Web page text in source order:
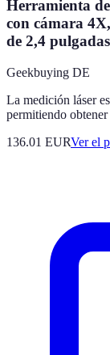
Herramienta
con cámara
de 2,4 pulgadas
Geekbuying DE
La medición láser
permitiendo
136.01 EURVer el